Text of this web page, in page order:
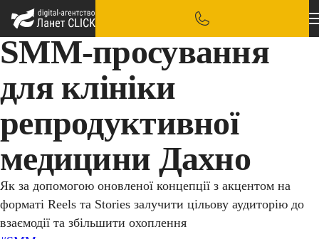
SMM-просування
для клініки
репродуктивної
медицини Дахно
Як за допомогою оновленої концепції з акцентом на
форматі Reels та Stories залучити цільову аудиторію до
взаємодії та збільшити охоплення